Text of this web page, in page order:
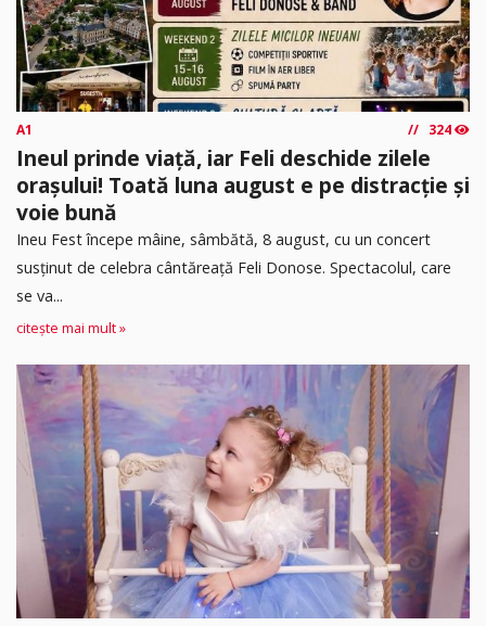
A1 324
Ineul prinde viață, iar Feli deschide zilele
orașului! Toată luna august e pe distracție și
voie bună
Ineu Fest începe mâine, sâmbătă, 8 august, cu un concert
susținut de celebra cântăreață Feli Donose. Spectacolul, care
se va...
citește mai mult »